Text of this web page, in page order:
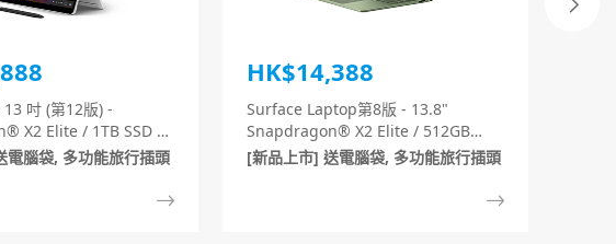
吋 (第12版) -
X2 Elite / 1TB SSD /
金色)
電腦袋, 多功能旅行插頭
HK$14,388
Surface Laptop第8版 - 13.8"
Snapdragon® X2 Elite / 512GB
SSD/ 16GB RAM (翡翠綠)
[新品上市] 送電腦袋, 多功能旅行插頭